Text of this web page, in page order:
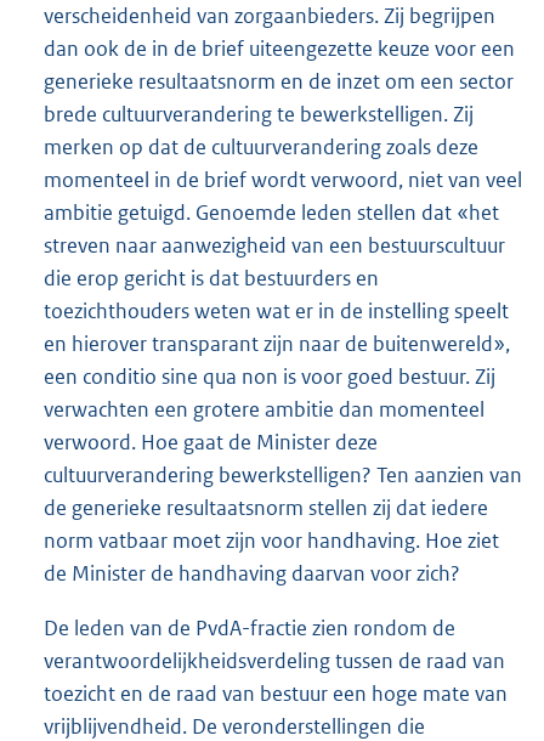
verscheidenheid van zorgaanbieders. Zij begrijpen
dan ook de in de brief uiteengezette keuze voor een
generieke resultaatsnorm en de inzet om een sector
brede cultuurverandering te bewerkstelligen. Zij
merken op dat de cultuurverandering zoals deze
momenteel in de brief wordt verwoord, niet van veel
ambitie getuigd. Genoemde leden stellen dat «het
streven naar aanwezigheid van een bestuurscultuur
die erop gericht is dat bestuurders en
toezichthouders weten wat er in de instelling speelt
en hierover transparant zijn naar de buitenwereld»,
een conditio sine qua non is voor goed bestuur. Zij
verwachten een grotere ambitie dan momenteel
verwoord. Hoe gaat de Minister deze
cultuurverandering bewerkstelligen? Ten aanzien van
de generieke resultaatsnorm stellen zij dat iedere
norm vatbaar moet zijn voor handhaving. Hoe ziet
de Minister de handhaving daarvan voor zich?
De leden van de PvdA-fractie zien rondom de
verantwoordelijkheidsverdeling tussen de raad van
toezicht en de raad van bestuur een hoge mate van
vrijblijvendheid. De veronderstellingen die